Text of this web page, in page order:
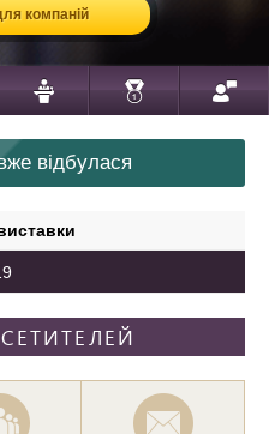
компаній
відбулася